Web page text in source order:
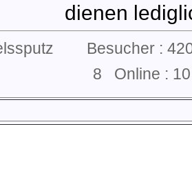
dienen
Besucher :
8 Online :